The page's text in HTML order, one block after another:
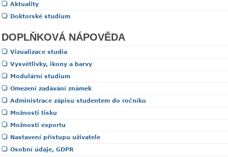
Aktuality
Doktorské studium
DOPLŇKOVÁ NÁPOVĚDA
Vizualizace studia
Vysvětlivky, ikony a barvy
Modulární studium
Omezení zadávání známek
Administrace zápisu studentem do ročníku
Možnosti tisku
Možnosti exportu
Nastavení přístupu uživatele
Osobní údaje, GDPR